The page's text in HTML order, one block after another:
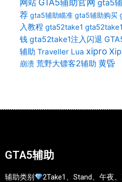
网站 GTA5辅助官网 gta5
荐 gta5辅助瞄准 gta5辅助购买
入教程 gta52take1
钱 gta52take1注入闪退
辅助 Traveller Lua xipro
崩溃 荒野大镖客2辅助 黄昏
GTA5辅助
辅助类别
2Take1、Stand、午夜